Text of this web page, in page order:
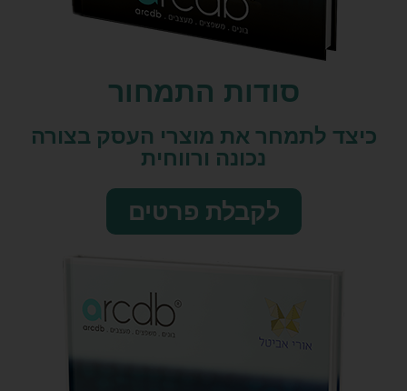
סודות התמחור
כיצד לתמחר את מוצרי העסק בצורה
נכונה ורווחית
לקבלת פרטים